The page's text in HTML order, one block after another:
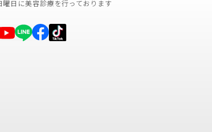
曜日に美容診療を行っております